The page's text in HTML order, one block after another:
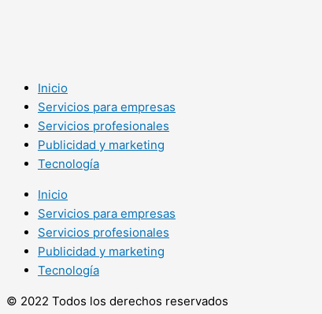
Inicio
Servicios para empresas
Servicios profesionales
Publicidad y marketing
Tecnología
Inicio
Servicios para empresas
Servicios profesionales
Publicidad y marketing
Tecnología
© 2022 Todos los derechos reservados